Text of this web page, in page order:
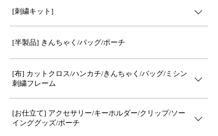
[刺繍キット]
[半製品] きんちゃく/バッグ/ポーチ
[布] カットクロス/ハンカチ/きんちゃく/バッグ/ミシン
刺繍フレーム
[お仕立て] アクセサリー/キーホルダー/クリップ/ソー
インググッズ/ポーチ